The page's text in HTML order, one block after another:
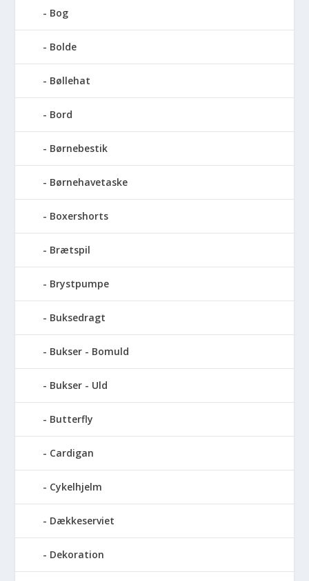
Bog
Bolde
Bøllehat
Bord
Børnebestik
Børnehavetaske
Boxershorts
Brætspil
Brystpumpe
Buksedragt
Bukser - Bomuld
Bukser - Uld
Butterfly
Cardigan
Cykelhjelm
Dækkeserviet
Dekoration